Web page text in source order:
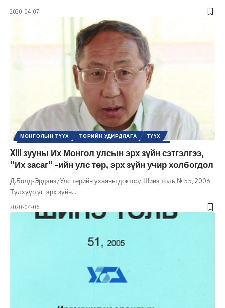
2020-04-07
МОНГОЛЫН ТҮҮХ ТӨРИЙН УДИРДЛАГА
ТҮҮХ
ХУУЛЬ ЭРХ ЗҮЙ
ШИНЭ ТОЛЬ СЭТГҮҮЛ ЭРХ ЗҮЙН
XIII зууны Их Монгол улсын эрх зүйн сэтгэлгээ,
“Их засаг” –ийн улс төр, эрх зүйн учир холбогдол
Д.Болд-Эрдэнэ/Улс төрийн ухааны доктор/ Шинэ толь №55, 2006
Түлхүүр үг: эрх зүйн…
2020-04-06